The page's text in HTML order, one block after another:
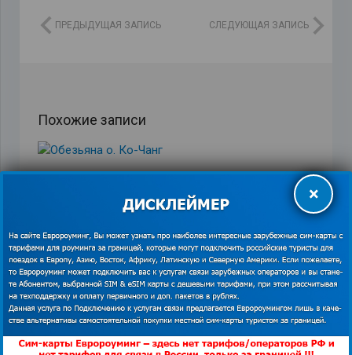
ПРЕДЫДУЩАЯ ЗАПИСЬ СЛЕДУЮЩАЯ ЗАПИСЬ
Похожие записи
Тест-драйв мобильного интернета в Италии.
Сравнение Оранж, Глобалсим, Билайн и 1010.
Новый год в Австрии (Вена) и отзыв о тарифе
«Мегафона»
01.02.2018
×